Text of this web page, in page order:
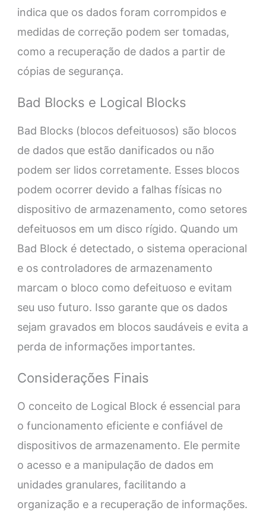
indica que os dados foram corrompidos e
medidas de correção podem ser tomadas,
como a recuperação de dados a partir de
cópias de segurança.
Bad Blocks e Logical Blocks
Bad Blocks (blocos defeituosos) são blocos
de dados que estão danificados ou não
podem ser lidos corretamente. Esses blocos
podem ocorrer devido a falhas físicas no
dispositivo de armazenamento, como setores
defeituosos em um disco rígido. Quando um
Bad Block é detectado, o sistema operacional
e os controladores de armazenamento
marcam o bloco como defeituoso e evitam
seu uso futuro. Isso garante que os dados
sejam gravados em blocos saudáveis e evita a
perda de informações importantes.
Considerações Finais
O conceito de Logical Block é essencial para
o funcionamento eficiente e confiável de
dispositivos de armazenamento. Ele permite
o acesso e a manipulação de dados em
unidades granulares, facilitando a
organização e a recuperação de informações.